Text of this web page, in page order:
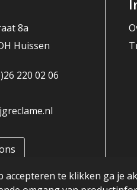
8a
Huissen
220 02 06
accepteren te klikken ga je